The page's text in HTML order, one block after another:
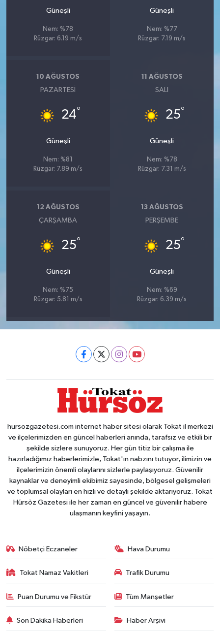
Güneşli
Nem: %78
Rüzgar: 6.19 m/s
Güneşli
Nem: %77
Rüzgar: 7.19 m/s
10 AĞUSTOS
PAZARTESI
24°
Güneşli
Nem: %81
Rüzgar: 7.89 m/s
11 AĞUSTOS
SALI
25°
Güneşli
Nem: %78
Rüzgar: 7.31 m/s
12 AĞUSTOS
ÇARŞAMBA
25°
Güneşli
Nem: %75
Rüzgar: 5.81 m/s
13 AĞUSTOS
PERŞEMBE
25°
Güneşli
Nem: %69
Rüzgar: 6.39 m/s
hursozgazetesi.com internet haber sitesi olarak Tokat il merkezi
ve ilçelerimizden en güncel haberleri anında, tarafsız ve etkili bir
şekilde sizlere sunuyoruz. Her gün titiz bir çalışma ile
hazırladığımız haberlerimizle, Tokat'ın nabzını tutuyor, ilimizin ve
ilçelerimizin önemli olaylarını sizlerle paylaşıyoruz. Güvenilir
kaynaklar ve deneyimli ekibimiz sayesinde, bölgesel gelişmeleri
ve toplumsal olayları en hızlı ve detaylı şekilde aktarıyoruz. Tokat
Hürsöz Gazetesi ile her zaman en güncel ve güvenilir habere
ulaşmanın keyfini yaşayın.
Nöbetçi Eczaneler Hava Durumu
Tokat Namaz Vakitleri Trafik Durumu
Puan Durumu ve Fikstür Tüm Manşetler
Son Dakika Haberleri Haber Arşivi